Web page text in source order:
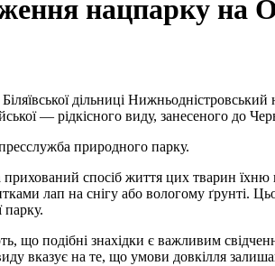
нацпарку на
— рідкісного виду, занесеного до
природного парку.
спосіб життя цих тварин їхню
лап на снігу або вологому ґрунті.
парку.
що подібні знахідки є важливим
вказує на те, що умови довкілля